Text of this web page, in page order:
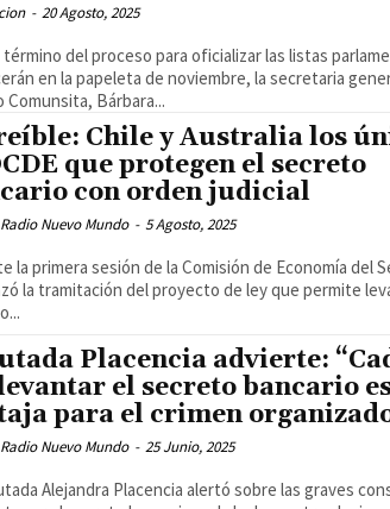
- 20 Agosto, 2025
término del proceso para oficializar las listas
en la papeleta de noviembre, la secretaria
Comunsita, Bárbara...
Chile y Australia los
que protegen el secreto
con orden judicial
Nuevo Mundo - 5 Agosto, 2025
la primera sesión de la Comisión de Economía del
la tramitación del proyecto de ley que permite
Placencia advierte:
el secreto bancario
para el crimen
Nuevo Mundo - 25 Junio, 2025
Alejandra Placencia alertó sobre las graves